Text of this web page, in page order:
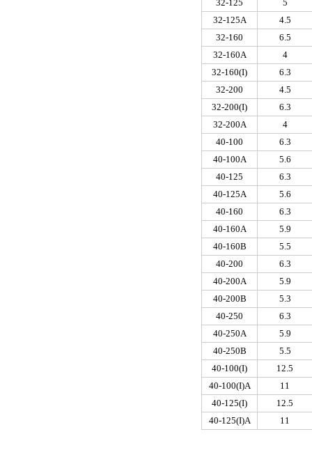
32-125
5
32-125A
4.5
32-160
6.5
32-160A
4
32-160(I)
6.3
32-200
4.5
32-200(I)
6.3
32-200A
4
40-100
6.3
40-100A
5.6
40-125
6.3
40-125A
5.6
40-160
6.3
40-160A
5.9
40-160B
5.5
40-200
6.3
40-200A
5.9
40-200B
5.3
40-250
6.3
40-250A
5.9
40-250B
5.5
40-100(I)
12.5
40-100(I)A
11
40-125(I)
12.5
40-125(I)A
11